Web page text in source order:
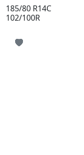
185/80 R14C
102/100R